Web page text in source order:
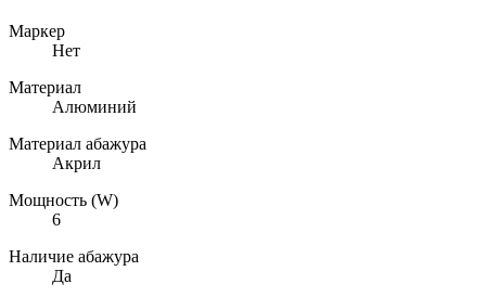
Маркер
Нет
Материал
Алюминий
Материал абажура
Акрил
Мощность (W)
6
Наличие абажура
Да